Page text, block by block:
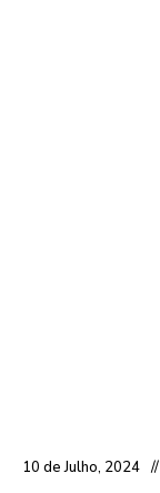
10 de Julho, 2024